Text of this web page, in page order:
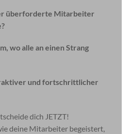
überforderte Mitarbeiter
wo alle an einen Strang
und fortschrittlicher
dich JETZT!
deine Mitarbeiter begeistert,